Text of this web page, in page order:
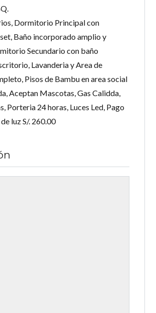
Dormitorio Principal con
Baño incorporado amplio y
Secundario con baño
Lavanderia y Area de
Pisos de Bambu en area social
Aceptan Mascotas, Gas Calidda,
Porteria 24 horas, Luces Led, Pago
luz S/. 260.00